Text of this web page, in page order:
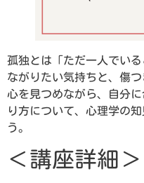
孤独とは「ただ一人でい
ながりたい気持ちと、傷
心を見つめながら、自分
り方について、心理学の
う。
＜講座詳細＞